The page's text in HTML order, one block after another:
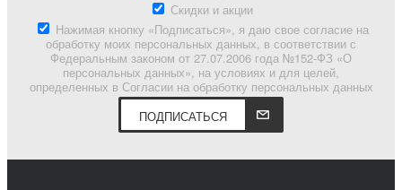
Скидки и акции
Нажимая кнопку «Подписаться», я даю свое согласие на
обработку моих персональных данных, в соответствии с
Федеральным законом от 27.07.2006 года №152-ФЗ «О
персональных данных», на условиях и для целей,
определенных в Согласии на обработку персональных данных
ПОДПИСАТЬСЯ